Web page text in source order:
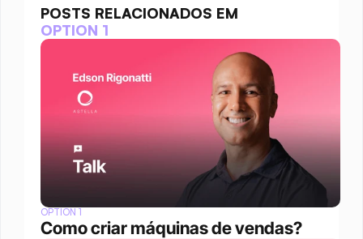
POSTS RELACIONADOS EM
OPTION 1
OPTION 1
Como criar máquinas de vendas?